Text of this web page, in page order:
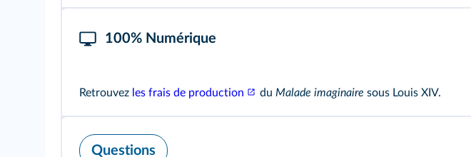
100% Numérique
Retrouvez les frais de production du Malade imaginaire sous Louis XIV.
Questions